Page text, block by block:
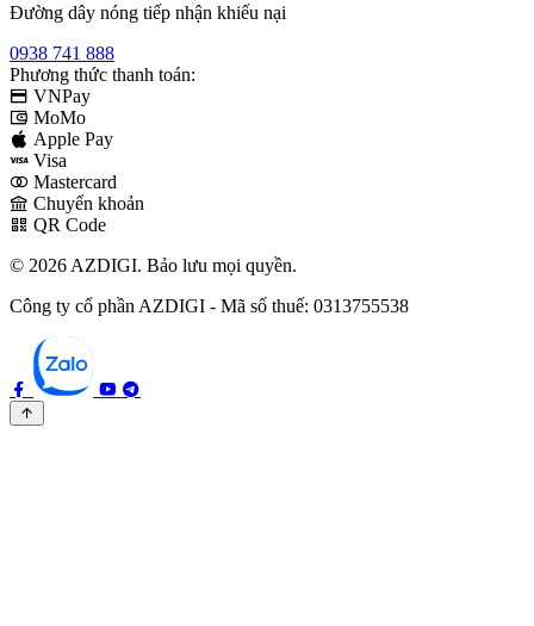
Đường dây nóng tiếp nhận khiếu nại
0938 741 888
Phương thức thanh toán:
VNPay
MoMo
Apple Pay
Visa
Mastercard
Chuyển khoản
QR Code
© 2026 AZDIGI. Bảo lưu mọi quyền.
Công ty cổ phần AZDIGI - Mã số thuế: 0313755538